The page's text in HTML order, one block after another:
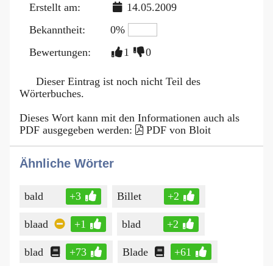
Erstellt am:
14.05.2009
Bekanntheit:
0%
Bewertungen:
1 0
Dieser Eintrag ist noch nicht Teil des
Wörterbuches.
Dieses Wort kann mit den Informationen auch als
PDF ausgegeben werden:
PDF von Bloit
Ähnliche Wörter
bald +3 Billet +2
blaad +1 blad +2
blad +73 Blade +61